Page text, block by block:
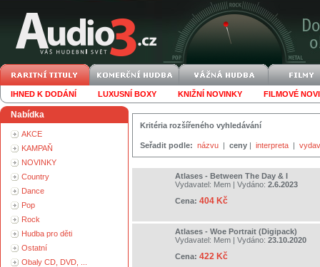
IHNED K DODÁNÍ LUXUSNÍ BOXY KNIŽNÍ NOVINKY FILMOVÉ
Nabídka
AKCE
KAMPAŇ
NOVINKY
Country
Dance
Pop
Rock
Hudba pro děti
Ostatní
Obaly CD, DVD, ...
Kritéria rozšířeného vyhledávání
Seřadit podle: názvu | ceny | interpreta |
Atlases - Between The Day & I
Vydavatel: Mem | Vydáno: 2.6.2023
Cena: 404 Kč
Atlases - Woe Portrait (Digipack)
Vydavatel: Mem | Vydáno: 23.10.2020
Cena: 422 Kč